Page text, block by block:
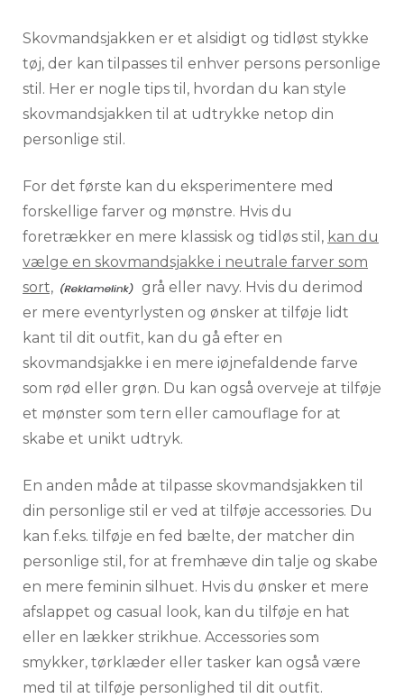
Skovmandsjakken er et alsidigt og tidløst stykke
tøj, der kan tilpasses til enhver persons personlige
stil. Her er nogle tips til, hvordan du kan style
skovmandsjakken til at udtrykke netop din
personlige stil.
For det første kan du eksperimentere med
forskellige farver og mønstre. Hvis du
foretrækker en mere klassisk og tidløs stil, kan du
vælge en skovmandsjakke i neutrale farver som
sort,
grå eller navy. Hvis du derimod
er mere eventyrlysten og ønsker at tilføje lidt
kant til dit outfit, kan du gå efter en
skovmandsjakke i en mere iøjnefaldende farve
som rød eller grøn. Du kan også overveje at tilføje
et mønster som tern eller camouflage for at
skabe et unikt udtryk.
En anden måde at tilpasse skovmandsjakken til
din personlige stil er ved at tilføje accessories. Du
kan f.eks. tilføje en fed bælte, der matcher din
personlige stil, for at fremhæve din talje og skabe
en mere feminin silhuet. Hvis du ønsker et mere
afslappet og casual look, kan du tilføje en hat
eller en lækker strikhue. Accessories som
smykker, tørklæder eller tasker kan også være
med til at tilføje personlighed til dit outfit.